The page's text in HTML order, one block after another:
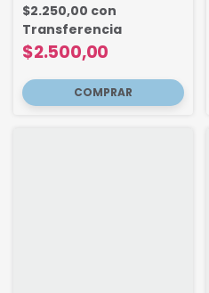
$2.500,00
$2.250,00 con
Transferencia